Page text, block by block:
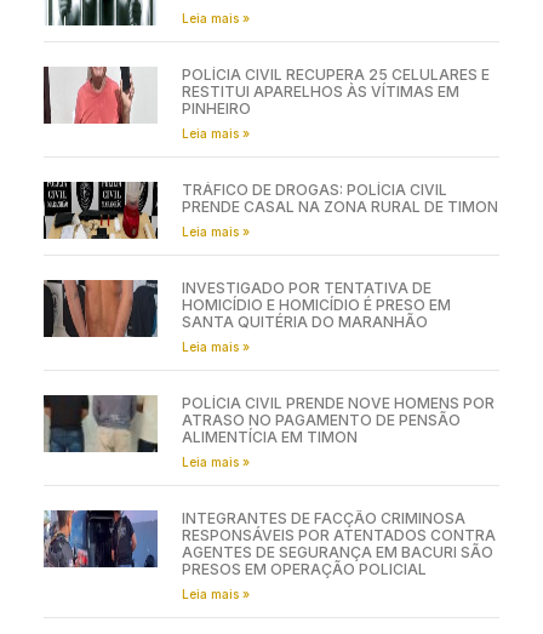
Leia mais »
POLÍCIA CIVIL RECUPERA 25 CELULARES E
RESTITUI APARELHOS ÀS VÍTIMAS EM
PINHEIRO
Leia mais »
TRÁFICO DE DROGAS: POLÍCIA CIVIL
PRENDE CASAL NA ZONA RURAL DE TIMON
Leia mais »
INVESTIGADO POR TENTATIVA DE
HOMICÍDIO E HOMICÍDIO É PRESO EM
SANTA QUITÉRIA DO MARANHÃO
Leia mais »
POLÍCIA CIVIL PRENDE NOVE HOMENS POR
ATRASO NO PAGAMENTO DE PENSÃO
ALIMENTÍCIA EM TIMON
Leia mais »
INTEGRANTES DE FACÇÃO CRIMINOSA
RESPONSÁVEIS POR ATENTADOS CONTRA
AGENTES DE SEGURANÇA EM BACURI SÃO
PRESOS EM OPERAÇÃO POLICIAL
Leia mais »